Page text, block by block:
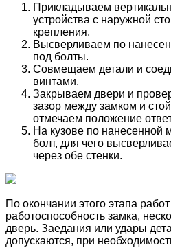
Прикладываем
устройства с наружной
крепления.
Высверливаем по
под болты.
Совмещаем детали и
винтами.
Закрываем двери и
зазор между замком и
отмечаем положение
На кузове по нанесенной
болт, для чего
через обе стенки.
По окончании этого этапа
работоспособность замка,
дверь. Заедания или удары
допускаются, при